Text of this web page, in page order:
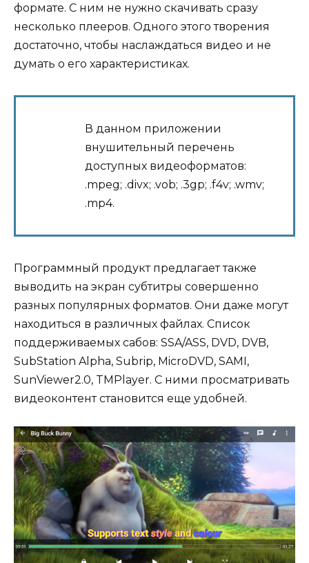
формате. С ним не нужно скачивать сразу
несколько плееров. Одного этого творения
достаточно, чтобы наслаждаться видео и не
думать о его характеристиках.
В данном приложении
внушительный перечень
доступных видеоформатов:
.mpeg; .divx; .vob; .3gp; .f4v; .wmv;
.mp4.
Программный продукт предлагает также
выводить на экран субтитры совершенно
разных популярных форматов. Они даже могут
находиться в различных файлах. Список
поддерживаемых сабов: SSA/ASS, DVD, DVB,
SubStation Alpha, Subrip, MicroDVD, SAMI,
SunViewer2.0, TMPlayer. С ними просматривать
видеоконтент становится еще удобней.